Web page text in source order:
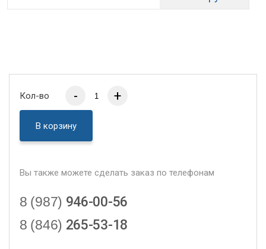
Кол-во - +
В корзину
Вы также можете сделать заказ по телефонам
8 (987) 946-00-56
8 (846) 265-53-18